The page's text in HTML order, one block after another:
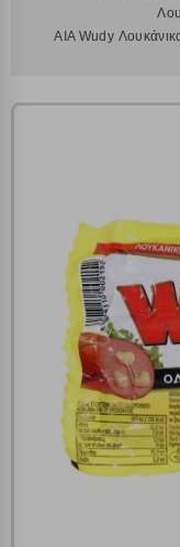
AIA Wudy